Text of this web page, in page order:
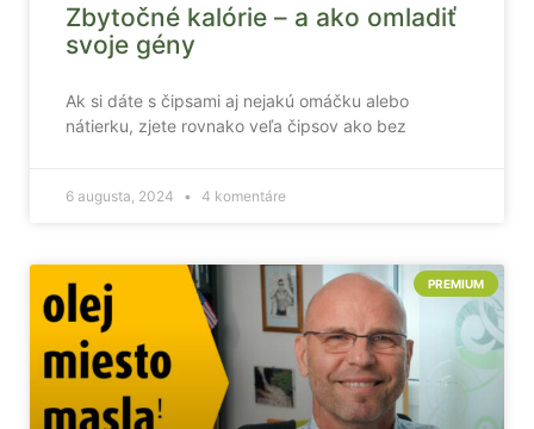
Zbytočné kalórie – a ako omladiť
svoje gény
Ak si dáte s čipsami aj nejakú omáčku alebo
nátierku, zjete rovnako veľa čipsov ako bez
6 augusta, 2024 4 komentáre
PREMIUM